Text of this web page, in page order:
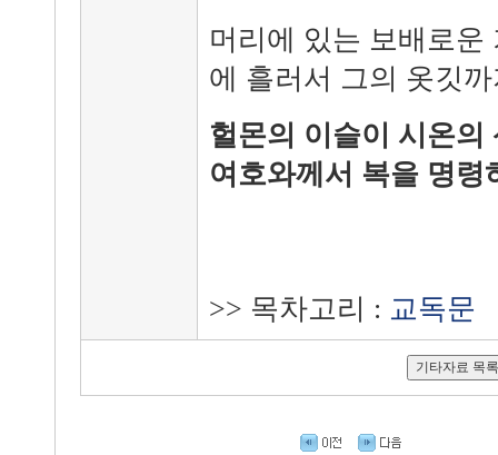
머리에 있는 보배로운
에 흘러서 그의 옷깃
헐몬의 이슬이 시온의
여호와께서 복을 명령
>> 목차고리 : 교독문